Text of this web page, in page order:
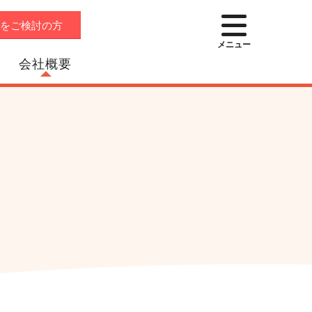
ご検討の方
会社概要
メニュー